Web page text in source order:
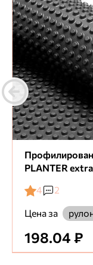
PLANTER extra
4
2
Цена за
198.04 ₽